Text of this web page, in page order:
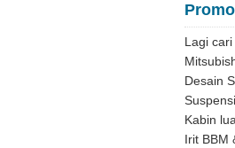
Promo
Lagi
Desain
Kabin
Irit BBM